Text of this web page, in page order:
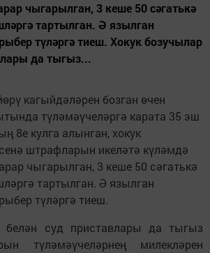
чыгарылган, 3 кеше 50 сәгатькә
тартылган. Ә язылган
түләргә тиеш. Хокук бозучылар
да тыгыз...
кагыйдәләрен бозган өчен
түләмәүчеләргә карата 35 эш
8е кулга алынган, хокук
штрафларын икеләтә күләмдә
чыгарылган, 3 кеше 50 сәгатькә
тартылган. Ә язылган
түләргә тиеш.
белән суд приставлары да тыгыз
түләмәүчеләрнең милекләрен